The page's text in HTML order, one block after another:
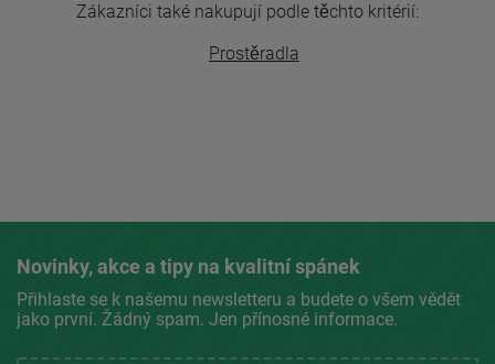
Zákazníci také nakupují podle těchto kritérií:
Prostěradla
Novinky, akce a tipy na kvalitní spánek
Přihlaste se k našemu newsletteru a budete o všem vědět
jako první. Žádný spam. Jen přínosné informace.